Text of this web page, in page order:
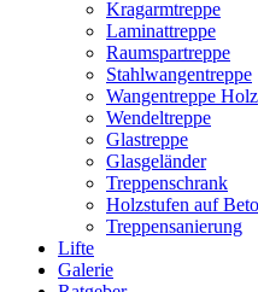
Kragarmtreppe
Laminattreppe
Raumspartreppe
Stahlwangentreppe
Wangentreppe Holz
Wendeltreppe
Glastreppe
Glasgeländer
Treppenschrank
Holzstufen auf
Treppensanierung
Lifte
Galerie